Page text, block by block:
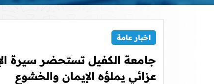
اخبار عامة
جامعة الكفيل تستحضر سيرة
عزائي يملؤه الإيمان والخشوع